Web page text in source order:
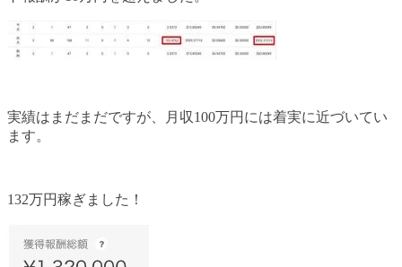
実績はまだまだですが、月収100万円には着実に近づいてい
ます。
132万円稼ぎました！